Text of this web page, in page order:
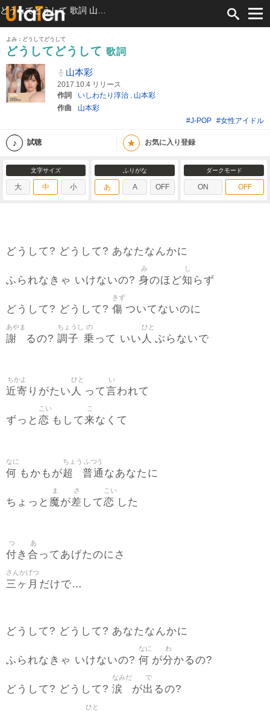
よみ：どうしてどうして
どうしてどうして 歌詞
山本彩
2017.10.4 リリース
作詞
いしわたり淳治 , 山本彩
作曲
山本彩
#J-POP #女性アイドル
試聴 ★ お気に入り登録
文字サイズ
大 中 小
ふりがな
あ A OFF
ダークモード
ON OFF
どうして? どうして? あなたなんかに
ふられなきゃ いけないの? 身
み
のほど知
し
らず
どうして? どうして? 傷
きず
ついてないのに
謝
あやま
るの? 調子
ちょうし
乗
の
って いい 人
ひと
ぶらないで
近寄
ちかよ
りがたい 人
ひと
って言
い
われて
ずっと 恋
こい
もして来
こ
なくて
何
なに
もかもが超
ちょう
普通
ふつう
なあなたに
ちょっと 魔
ま
が差
さ
して恋
こい
した
付
つ
き 合
あ
ってあげたのにさ
三ヶ月
さんかげつ
だけで…
どうして? どうして? あなたなんかに
ふられなきゃ いけないの? 何
なに
が分
わ
かるの?
どうして? どうして? 涙
なみだ
が出
で
るの?
ひと